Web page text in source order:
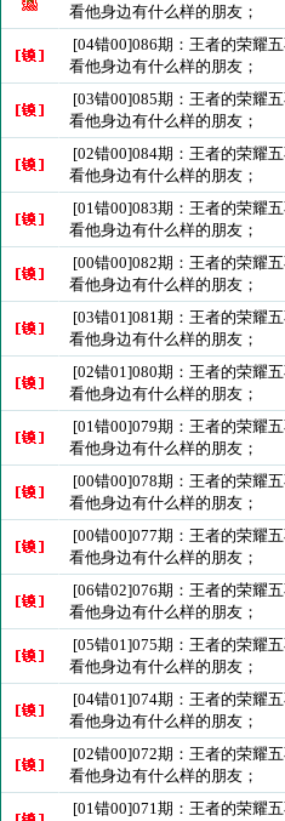
看他身边有什么样的朋友；
[04错00]086期：王者的荣耀
看他身边有什么样的朋友；
[03错00]085期：王者的荣耀
看他身边有什么样的朋友；
[02错00]084期：王者的荣耀
看他身边有什么样的朋友；
[01错00]083期：王者的荣耀
看他身边有什么样的朋友；
[00错00]082期：王者的荣耀
看他身边有什么样的朋友；
[03错01]081期：王者的荣耀
看他身边有什么样的朋友；
[02错01]080期：王者的荣耀
看他身边有什么样的朋友；
[01错00]079期：王者的荣耀
看他身边有什么样的朋友；
[00错00]078期：王者的荣耀
看他身边有什么样的朋友；
[00错00]077期：王者的荣耀
看他身边有什么样的朋友；
[06错02]076期：王者的荣耀
看他身边有什么样的朋友；
[05错01]075期：王者的荣耀
看他身边有什么样的朋友；
[04错01]074期：王者的荣耀
看他身边有什么样的朋友；
[02错00]072期：王者的荣耀
看他身边有什么样的朋友；
[01错00]071期：王者的荣耀